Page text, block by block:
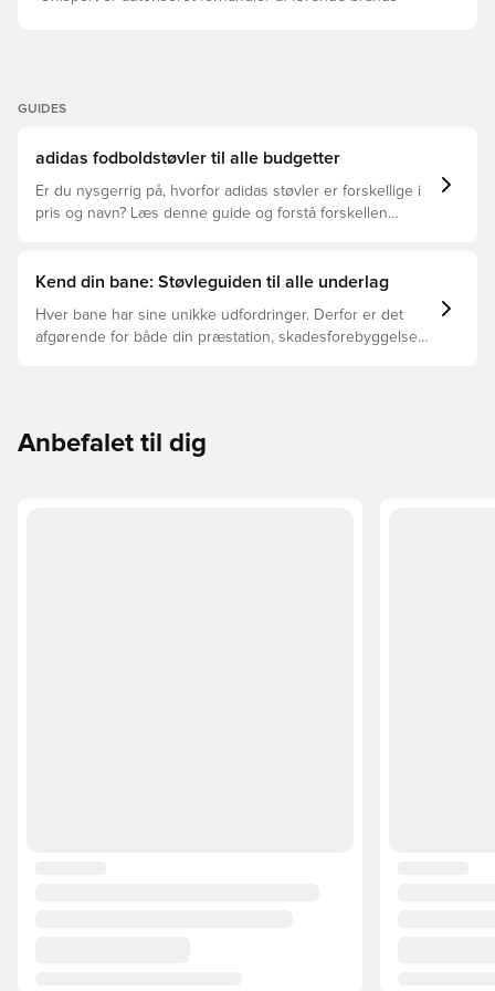
GUIDES
adidas fodboldstøvler til alle budgetter
Er du nysgerrig på, hvorfor adidas støvler er forskellige i
pris og navn? Læs denne guide og forstå forskellen
Kend din bane: Støvleguiden til alle underlag
Hver bane har sine unikke udfordringer. Derfor er det
afgørende for både din præstation, skadesforebyggelse
Anbefalet til dig